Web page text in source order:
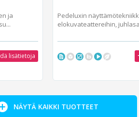
ja
lisätietoja
Pedeluxin
elokuvateattereihin,
NÄYTÄ KAIKKI TUOTTEET